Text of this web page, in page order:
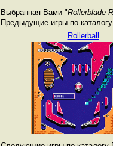
Выбранная Вами "Rollerblade
Предыдущие игры по
Rollerball